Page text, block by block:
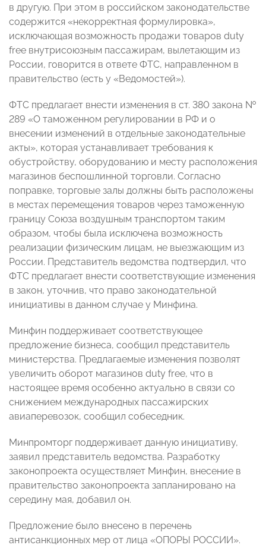
в другую. При этом в российском законодательстве
содержится «некорректная формулировка»,
исключающая возможность продажи товаров duty
free внутрисоюзным пассажирам, вылетающим из
России, говорится в ответе ФТС, направленном в
правительство (есть у «Ведомостей»).
ФТС предлагает внести изменения в ст. 380 закона №
289 «О таможенном регулировании в РФ и о
внесении изменений в отдельные законодательные
акты», которая устанавливает требования к
обустройству, оборудованию и месту расположения
магазинов беспошлинной торговли. Согласно
поправке, торговые залы должны быть расположены
в местах перемещения товаров через таможенную
границу Союза воздушным транспортом таким
образом, чтобы была исключена возможность
реализации физическим лицам, не выезжающим из
России. Представитель ведомства подтвердил, что
ФТС предлагает внести соответствующие изменения
в закон, уточнив, что право законодательной
инициативы в данном случае у Минфина.
Минфин поддерживает соответствующее
предложение бизнеса, сообщил представитель
министерства. Предлагаемые изменения позволят
увеличить оборот магазинов duty free, что в
настоящее время особенно актуально в связи со
снижением международных пассажирских
авиаперевозок, сообщил собеседник.
Минпромторг поддерживает данную инициативу,
заявил представитель ведомства. Разработку
законопроекта осуществляет Минфин, внесение в
правительство законопроекта запланировано на
середину мая, добавил он.
Предложение было внесено в перечень
антисанкционных мер от лица «ОПОРЫ РОССИИ».